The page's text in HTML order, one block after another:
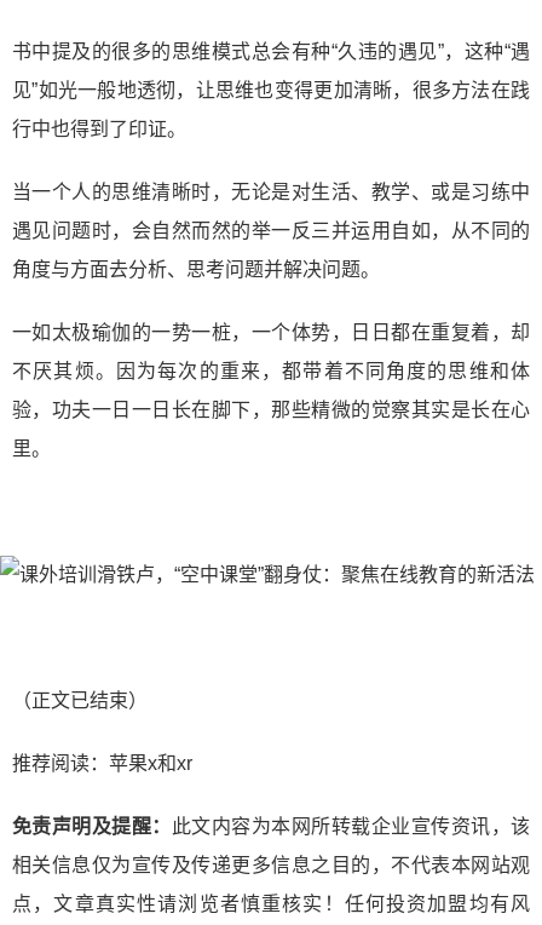
书中提及的很多的思维模式总会有种“久违的遇见”，这种“遇
见”如光一般地透彻，让思维也变得更加清晰，很多方法在践
行中也得到了印证。
当一个人的思维清晰时，无论是对生活、教学、或是习练中
遇见问题时，会自然而然的举一反三并运用自如，从不同的
角度与方面去分析、思考问题并解决问题。
一如太极瑜伽的一势一桩，一个体势，日日都在重复着，却
不厌其烦。因为每次的重来，都带着不同角度的思维和体
验，功夫一日一日长在脚下，那些精微的觉察其实是长在心
里。
（正文已结束）
推荐阅读： 苹果x和xr
免责声明及提醒：
此文内容为本网所转载企业宣传资讯，该
相关信息仅为宣传及传递更多信息之目的，不代表本网站观
点，文章真实性请浏览者慎重核实！任何投资加盟均有风